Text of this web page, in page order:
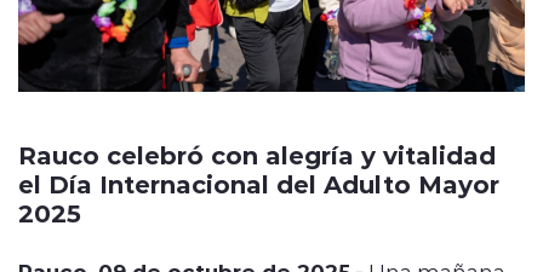
Rauco celebró con alegría y vitalidad
el Día Internacional del Adulto Mayor
2025